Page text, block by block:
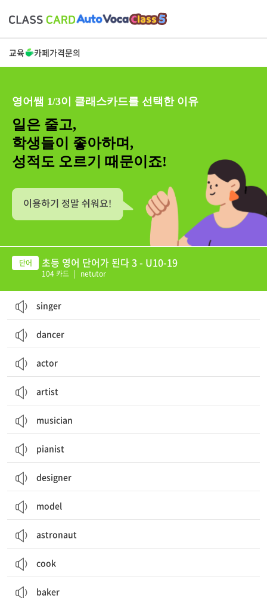
교육 카페가격문의
영어쌤 1/3이 클래스카드를 선택한 이유
일은 줄고,
학생들이 좋아하며,
성적도 오르기 때문이죠!
초등 영어 단어가 된다 3 - U10-19
104 카드 | netutor
singer
dancer
actor
artist
musician
pianist
designer
model
astronaut
cook
baker